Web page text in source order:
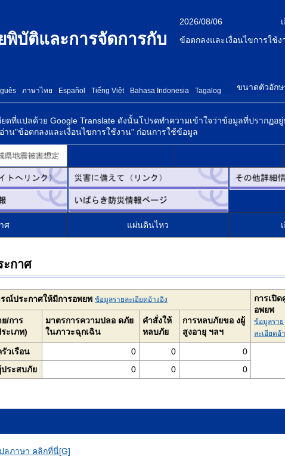
พิบัติและการจัดการกับ
2026/08/06
ข้อตกลงและเงื่อนไขการใช้ง
ขนาดตัวอักษ
ภาษาไทย Español Tiếng Việt Bahasa Indonesia Tagalog
ดที่แปลด้วย Google Translate ดังนั้นโปรดทำความเข้าใจว่าข้อมูลที่ปรากฏอ
น"ข้อตกลงและเงื่อนไขการใช้งาน" ก่อนการใช้ข้อมูล
ศ แผ่นดินไหว
ะกาศ
ณ์ประกาศให้มีการอพยพ ข้อมูลรายละเอียดอ้างอิง
การเปิ
อพยพ
ข้อมูลราย
ละเอียดอ้
/การ
ะเภท)
มาตรการความปลอ ดภัย
ในภาวะฉุกเฉิน
คําสั่งให้
หลบภัย
การหลบภัยขอ งผู้
สูงอายุ ฯลฯ
วเรือน 0 0
0
ระสบภัย 0 0 0
ลภาษา คลิกที่นี่[G]